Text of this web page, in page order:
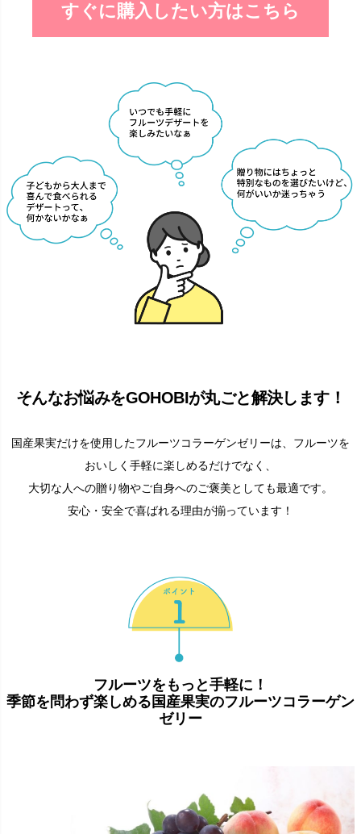
すぐに購入したい方はこちら
そんなお悩みをGOHOBIが丸ごと解決します！
国産果実だけを使用したフルーツコラーゲンゼリーは、フルーツを
おいしく手軽に楽しめるだけでなく、
大切な人への贈り物やご自身へのご褒美としても最適です。
安心・安全で喜ばれる理由が揃っています！
フルーツをもっと手軽に！
季節を問わず楽しめる国産果実のフルーツコラーゲン
ゼリー